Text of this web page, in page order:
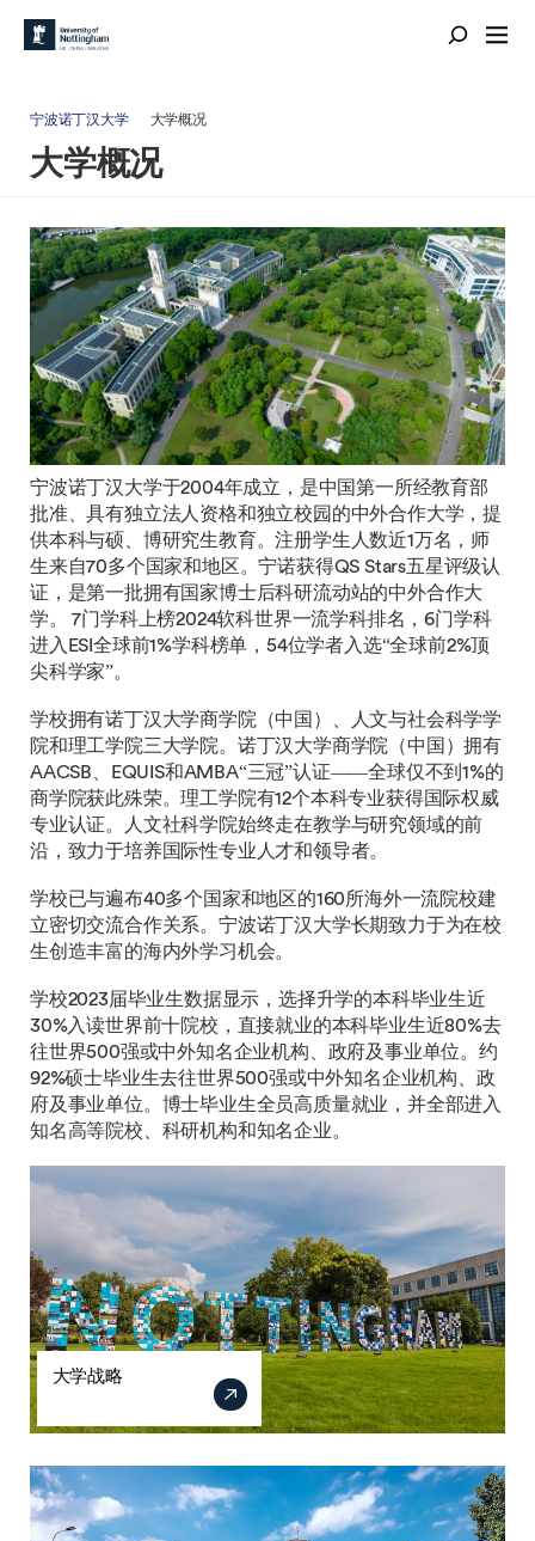
宁波诺丁汉大学 大学概况
大学概况
宁波诺丁汉大学于2004年成立，是中国第一所经教育部
批准、具有独立法人资格和独立校园的中外合作大学，提
供本科与硕、博研究生教育。注册学生人数近1万名，师
生来自70多个国家和地区。宁诺获得QS Stars五星评级认
证，是第一批拥有国家博士后科研流动站的中外合作大
学。 7门学科上榜2024软科世界一流学科排名，6门学科
进入ESI全球前1%学科榜单，54位学者入选“全球前2%顶
尖科学家”。
学校拥有诺丁汉大学商学院（中国）、人文与社会科学学
院和理工学院三大学院。诺丁汉大学商学院（中国）拥有
AACSB、EQUIS和AMBA“三冠”认证——全球仅不到1%的
商学院获此殊荣。理工学院有12个本科专业获得国际权威
专业认证。人文社科学院始终走在教学与研究领域的前
沿，致力于培养国际性专业人才和领导者。
学校已与遍布40多个国家和地区的160所海外一流院校建
立密切交流合作关系。宁波诺丁汉大学长期致力于为在校
生创造丰富的海内外学习机会。
学校2023届毕业生数据显示，选择升学的本科毕业生近
30%入读世界前十院校，直接就业的本科毕业生近80%去
往世界500强或中外知名企业机构、政府及事业单位。约
92%硕士毕业生去往世界500强或中外知名企业机构、政
府及事业单位。博士毕业生全员高质量就业，并全部进入
知名高等院校、科研机构和知名企业。
大学战略